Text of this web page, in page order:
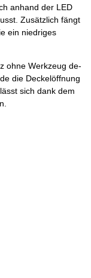
anhand der LED
Zusätzlich fängt
ein niedriges
ohne Werkzeug de-
die Deckelöffnung
sich dank dem